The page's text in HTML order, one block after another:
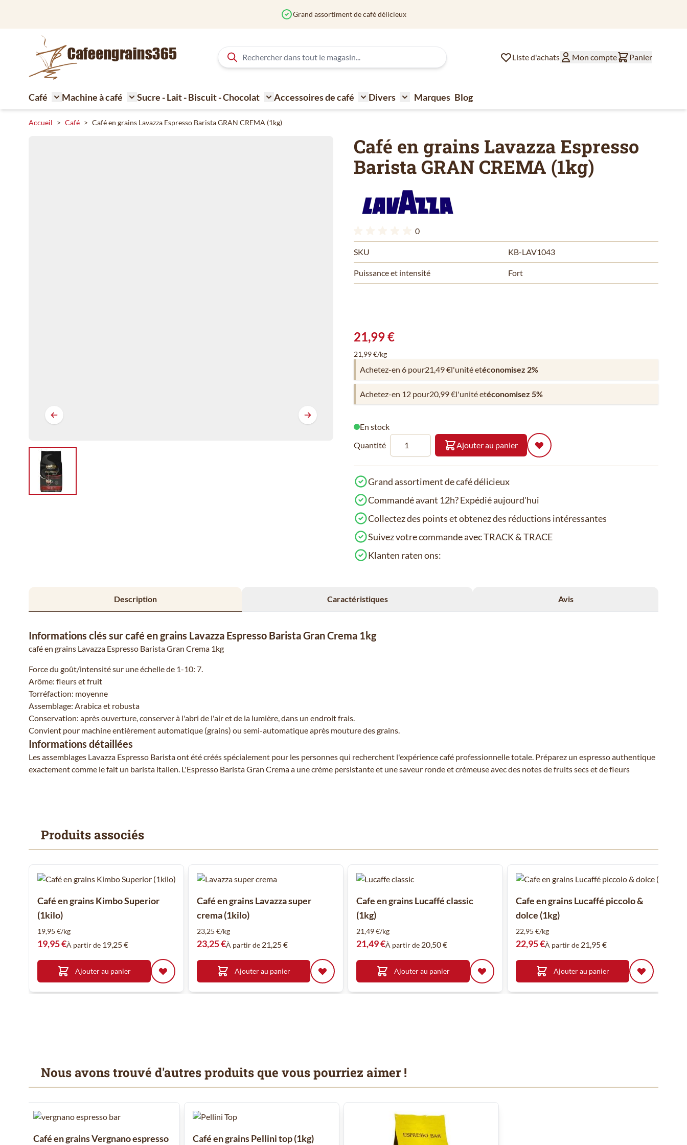
Commandé avant 12h? Expédié aujourd'hui
Liste d'achats Mon compte Panier
Café
Toggle submenu for Café
Machine à café
Toggle submenu for Machine à café
Sucre - Lait - Biscuit - Chocolat
Toggle submenu for Sucre - Lait - Biscuit - Chocolat
Accessoires de café
Toggle submenu for Accessoires de café
Divers
Toggle submenu for Divers
Marques Blog
Accueil > Café > Café en grains Lavazza Espresso Barista GRAN CREMA (1kg)
Café en grains Lavazza Espresso
Barista GRAN CREMA (1kg)
0
SKU KB-LAV1043
Puissance et intensité Fort
21,99 €
21,99 €/kg
Achetez-en 6 pour21,49 €l'unité etéconomisez 2%
Achetez-en 12 pour20,99 €l'unité etéconomisez 5%
En stock
Quantité
Ajouter au panier
Grand assortiment de café délicieux
Commandé avant 12h? Expédié aujourd'hui
Collectez des points et obtenez des réductions intéressantes
Suivez votre commande avec TRACK & TRACE
Klanten raten ons:
Description Caractéristiques Avis
Informations clés sur café en grains Lavazza Espresso Barista Gran Crema 1kg
café en grains Lavazza Espresso Barista Gran Crema 1kg
Force du goût/intensité sur une échelle de 1-10: 7.
Arôme: fleurs et fruit
Torréfaction: moyenne
Assemblage: Arabica et robusta
Conservation: après ouverture, conserver à l'abri de l'air et de la lumière, dans un endroit frais.
Convient pour machine entièrement automatique (grains) ou semi-automatique après mouture des grains.
Informations détaillées
Les assemblages Lavazza Espresso Barista ont été créés spécialement pour les personnes qui recherchent l'expérience café professionnelle totale. Préparez un espresso authentique
exactement comme le fait un barista italien. L'Espresso Barista Gran Crema a une crème persistante et une saveur ronde et crémeuse avec des notes de fruits secs et de fleurs
Produits associés
Il est possible de naviguer entre les éléments du carrousel à l'aide de la touche de tabulation. Vous pouvez sauter le carrousel ou passer directement à la navigation dans le carrousel à l'aide
Cliquer pour passer le carrousel
Café en grains Kimbo Superior
(1kilo)
19,95 €/kg
19,95 €À partir de 19,25 €
Ajouter au panier
Café en grains Lavazza super
crema (1kilo)
23,25 €/kg
23,25 €À partir de 21,25 €
Ajouter au panier
Cafe en grains Lucaffé classic
(1kg)
21,49 €/kg
21,49 €À partir de 20,50 €
Ajouter au panier
Cafe en grains Lucaffé piccolo &
dolce (1kg)
22,95 €/kg
22,95 €À partir de 21,95 €
Ajouter au panier
Nous avons trouvé d'autres produits que vous pourriez aimer !
Il est possible de naviguer entre les éléments du carrousel à l'aide de la touche de tabulation. Vous pouvez sauter le carrousel ou passer directement à la navigation dans le carrousel à l'aide
Cliquer pour passer le carrousel
Café en grains Vergnano espresso Café en grains Pellini top (1kg)